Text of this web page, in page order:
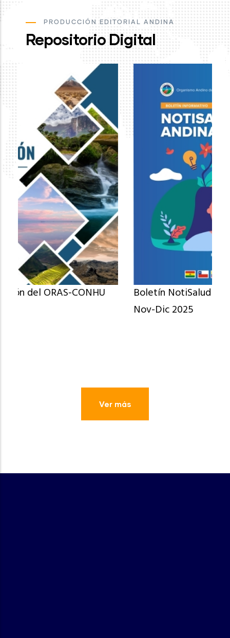
PRODUCCIÓN EDITORIAL ANDINA
Repositorio Digital
Boletín NotiSalud Andinas N° 104 Oct-
Ver más